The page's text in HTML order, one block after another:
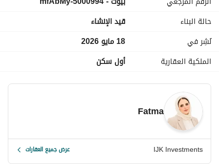
حالة البناء
قيد الإنشاء
نُشِر في
18 مايو 2026
الملكية العقارية
أول سكن
Fatma
IJK Investments عرض جميع العقارات